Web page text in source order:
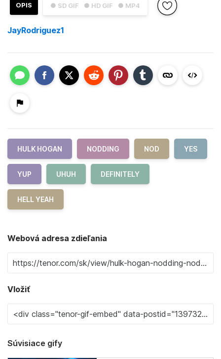
● SD GIF ● HD GIF ● MP4
OPIS
JayRodriguez1
HULK HOGAN NODDING NOD YES
YUP UHUH DEFINITELY
HELL YEAH
Webová adresa zdieľania
Vložiť
Súvisiace gify